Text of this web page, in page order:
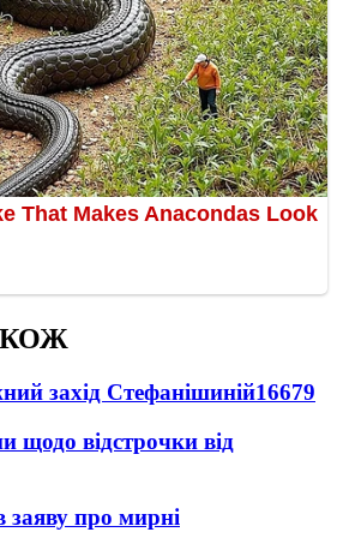
захід Стефанішиній16679
щодо відстрочки від
заяву про мирні